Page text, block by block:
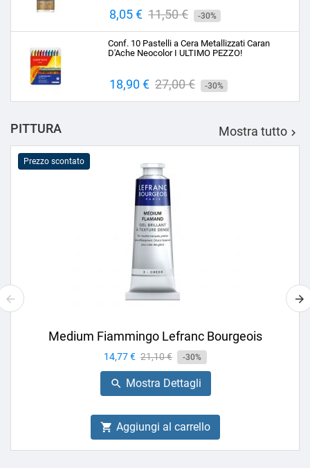
Prezzo
8,05 € Prezzo
base
11,50 € -30%
Conf. 10 Pastelli a Cera Metallizzati Caran
D'Ache Neocolor I ULTIMO PEZZO!
Prezzo
18,90 € Prezzo
base
27,00 € -30%
PITTURA Mostra tutto 
Prezzo scontato
Medium Fiammingo Lefranc Bourgeois
Prezzo
14,77 € Prezzo
base
21,10 € -30%
 Mostra Dettagli
 Aggiungi al carrello